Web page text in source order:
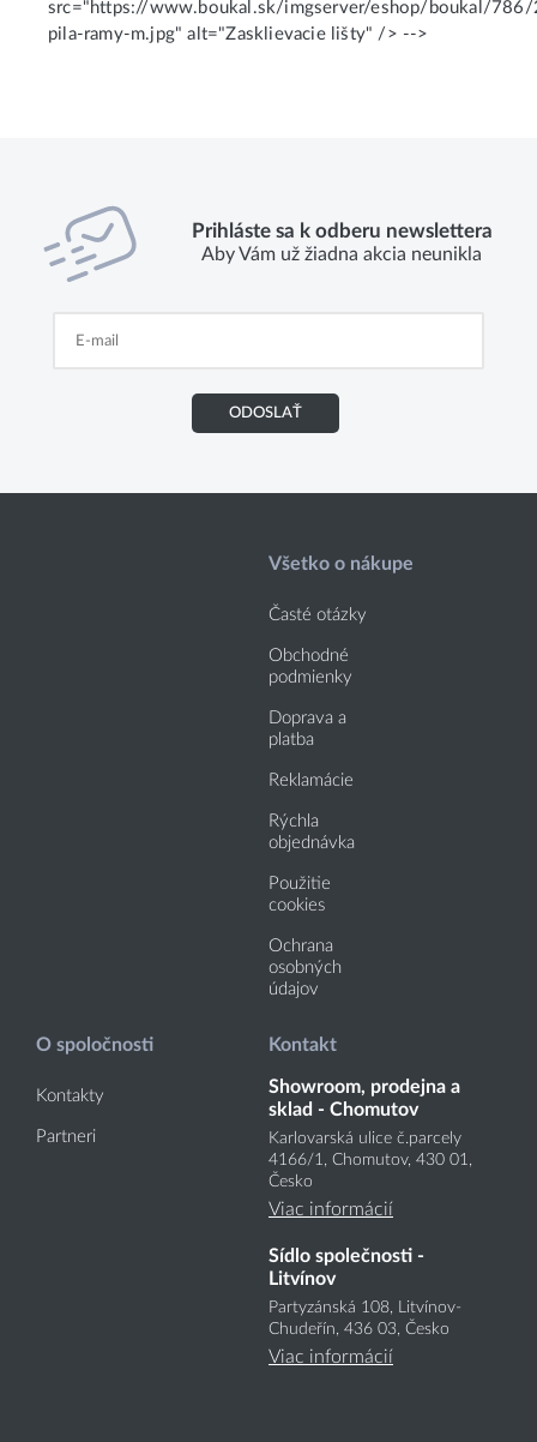
src="https://www.boukal.sk/imgserver/eshop/boukal/
pila-ramy-m.jpg" alt="Zasklievacie lišty" /> -->
Prihláste sa k odberu newslettera
Aby Vám už žiadna akcia neunikla
ODOSLAŤ
Všetko o nákupe
Časté otázky
Obchodné
podmienky
Doprava a
platba
Reklamácie
Rýchla
objednávka
Použitie
cookies
Ochrana
osobných
údajov
O spoločnosti
Kontakty
Partneri
Kontakt
Showroom, prodejna a
sklad - Chomutov
Karlovarská ulice č.parcely
4166/1, Chomutov, 430 01,
Česko
Viac informácií
Sídlo společnosti -
Litvínov
Partyzánská 108, Litvínov-
Chudeřín, 436 03, Česko
Viac informácií